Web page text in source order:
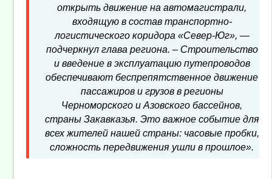
открыть движение на автомагистрали,
входящую в состав транспортно-
логистического коридора «Север-Юг», —
подчеркнул глава региона. – Строительство
и введение в эксплуатацию путепроводов
обеспечивают беспрепятственное движение
пассажиров и грузов в регионы
Черноморского и Азовского бассейнов,
страны Закавказья. Это важное событие для
всех жителей нашей страны: часовые пробки,
сложность передвижения ушли в прошлое».